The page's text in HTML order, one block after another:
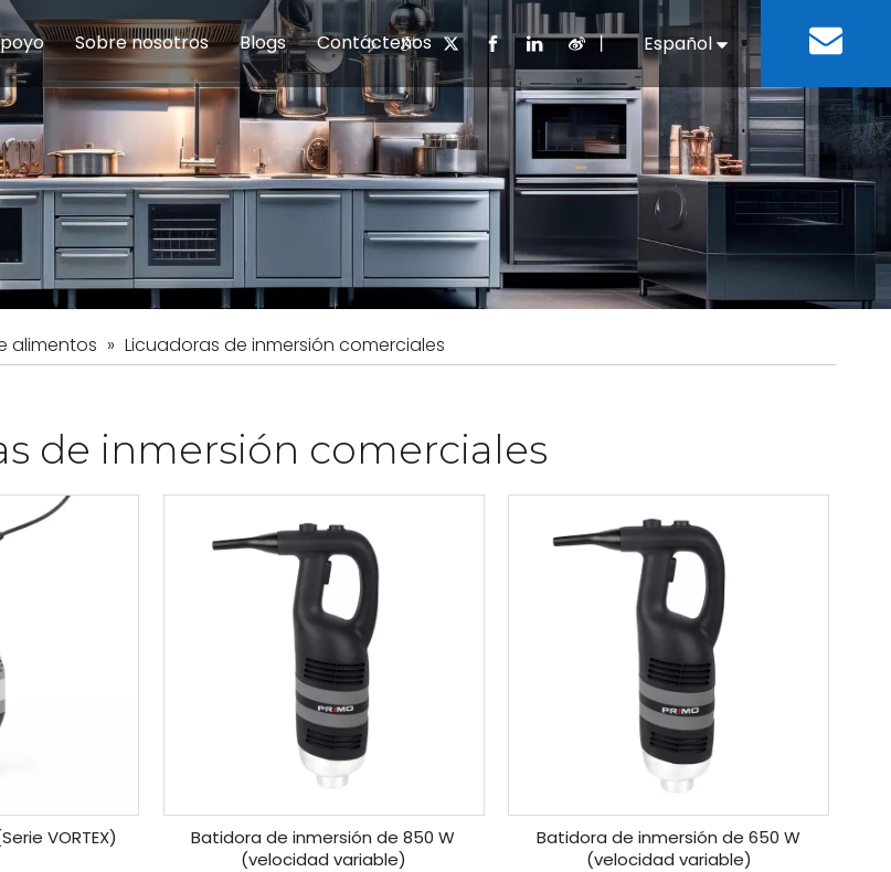
Equipos de Concesión Equipo de cocina chino Equipos de refrigeración
Equipo de preparación de alimentosEquipo de panadería Equipo de bebidas Equipo para lavar platos
Comedor del personal Negocios e Industria Residencias de
Restaurante y comida rápida
Preguntas frecuentes Descargar
Sobre nosotros
Introducción de la empresa Historia del desarrollo
Blogs Contáctenos 丨 Español
English
alimentos » Licuadoras de inmersión comerciales
de inmersión comerciales
VORTEX)
Batidora de inmersión de 850 W
(velocidad variable)
Batidora de inmersión de 650 W
(velocidad variable)